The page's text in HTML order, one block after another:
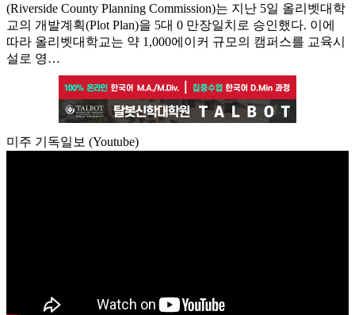
(Riverside County Planning Commission)는 지난 5일 올리벳대학
교의 개발계획(Plot Plan)을 5대 0 만장일치로 승인했다. 이에
따라 올리벳대학교는 약 1,000에이커 규모의 캠퍼스를 교육시
설로 영…
미주 기독일보 (Youtube)